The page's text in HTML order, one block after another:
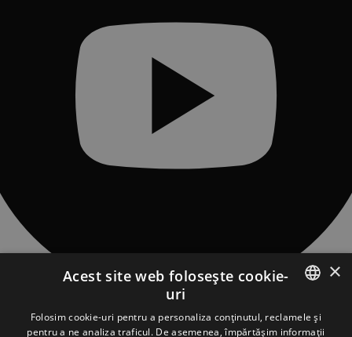
Sat Piatra Fântânele, Str. Obcioara nr.97, Comuna Tiha Bârgăului,
ROMANIAN
×
Acest site web folosește cookie-
uri
Folosim cookie-uri pentru a personaliza conținutul, reclamele și
pentru a ne analiza traficul. De asemenea, împărtășim informații